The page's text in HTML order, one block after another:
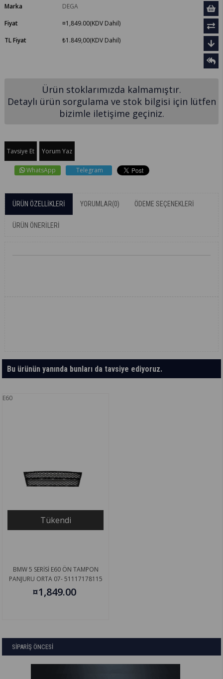
Marka
DEGA
Fiyat
¤1,849.00(KDV Dahil)
TL Fiyat
₺1.849,00(KDV Dahil)
Ürün stoklarımızda kalmamıştır.
Detaylı ürün sorgulama ve stok bilgisi için lütfen
bizimle iletişime geçiniz.
Tavsiye Et Yorum Yaz
WhatsApp Telegram
ÜRÜN ÖZELLIKLERI YORUMLAR(0) ÖDEME SEÇENEKLERI
ÜRÜN ÖNERILERI
Bu ürünün yanında bunları da tavsiye ediyoruz.
E60
Tükendi
BMW 5 SERİSİ E60 ÖN TAMPON
PANJURU ORTA 07- 51117178115
¤1,849.00
SİPARİŞ ÖNCESİ